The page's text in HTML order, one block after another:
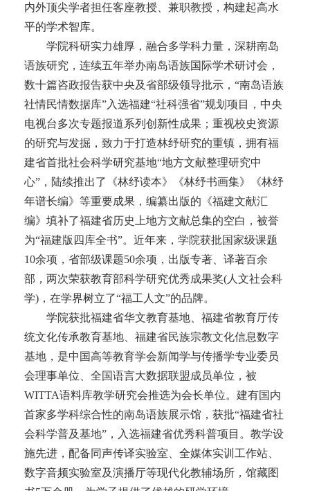
内外顶尖学者担任客座教授、兼职教授，构建起高水
平的学术智库。
学院科研实力雄厚，融合多学科力量，深耕南岛
语族研究，连续五年举办南岛语族国际学术研讨会，
数十篇咨政报告获中央及省部级领导批示，“南岛语族
社情民情数据库”入选福建“社科强省”规划项目，中央
电视台多次专题报道系列创新性成果；重视校史资源
的研究与发掘，致力于打造林纾研究的重镇，拥有福
建省首批社会科学研究基地“地方文献整理研究中
心”，陆续推出了《林纾读本》《林纾书画集》《林纾
年谱长编》等重要成果，编纂出版的《福建文献汇
编》填补了福建省历史上地方文献总集的空白，被誉
为“福建版四库全书”。近年来，学院获批国家级课题
10余项，省部级课题50余项，出版专著、译著百余
部，两次荣获教育部科学研究优秀成果奖(人文社会科
学)，在学界树立了“福工人文”的品牌。
学院获批福建省华文教育基地、福建省教育厅传
统文化传承教育基地、福建省民族宗教文化信息数字
基地，是中国高等教育学会新闻学与传播学专业委员
会理事单位、全国语言大数据联盟成员单位，被
WITTA语料库教学研究会推选为会长单位。建有国内
首家多学科综合性的南岛语族展示馆，获批“福建省社
会科学普及基地”，入选福建省优秀科普项目。教学设
施先进，配备同声传译实验室、全媒体实训工作站、
数字音频实验室及演播厅等现代化教辅场所，馆藏图